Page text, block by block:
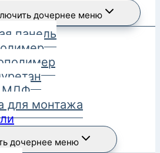
дочернее меню
панель
МДФ
для монтажа
дочернее меню